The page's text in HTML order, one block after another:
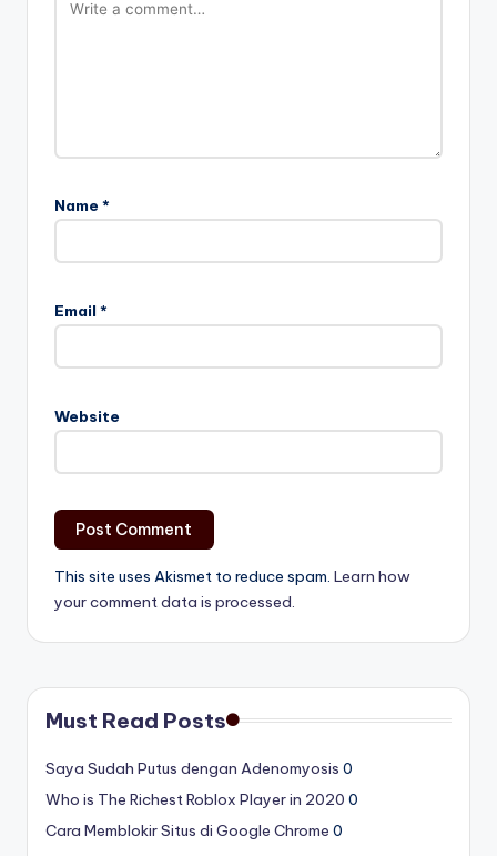
Name *
Email *
Website
This site uses Akismet to reduce spam. Learn how
your comment data is processed.
Must Read Posts
Saya Sudah Putus dengan Adenomyosis 0
Who is The Richest Roblox Player in 2020 0
Cara Memblokir Situs di Google Chrome 0